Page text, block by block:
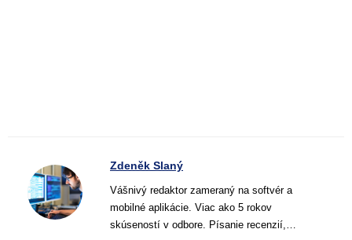
Zdeněk Slaný
Vášnivý redaktor zameraný na softvér a
mobilné aplikácie. Viac ako 5 rokov
skúseností v odbore. Písanie recenzií,